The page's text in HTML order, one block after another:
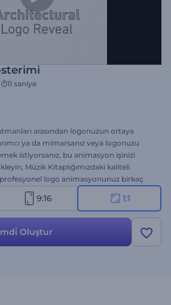
11 saniye
arasından logonuzun ortaya
ya da mimarsanız veya logonuzu
istiyorsanız, bu animasyon işinizi
Müzik Kitaplığımızdaki kaliteli
logo animasyonunuz birkaç
deneyin!
9:16 1:1
Oluştur